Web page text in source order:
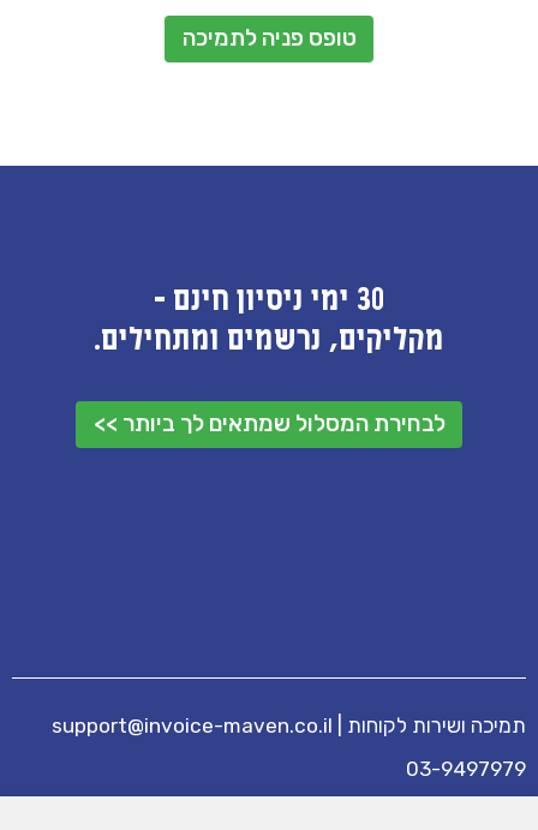
טופס פניה לתמיכה
30 ימי ניסיון חינם -
מקליקים, נרשמים ומתחילים.
לבחירת המסלול שמתאים לך ביותר >>
תמיכה ושירות לקוחות support@invoice-maven.co.il
03-9497979